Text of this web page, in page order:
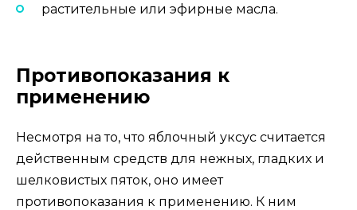
растительные или эфирные масла.
Противопоказания к
применению
Несмотря на то, что яблочный уксус считается
действенным средств для нежных, гладких и
шелковистых пяток, оно имеет
противопоказания к применению. К ним